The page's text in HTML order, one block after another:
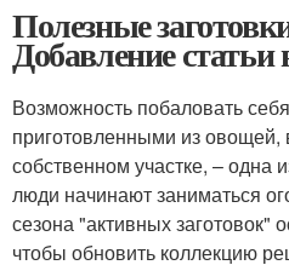
Полезные
Добавление
Возможность побаловать
приготовленными из
собственном участке, – одна
люди начинают заниматься
сезона "активных заготовок"
чтобы обновить коллекцию